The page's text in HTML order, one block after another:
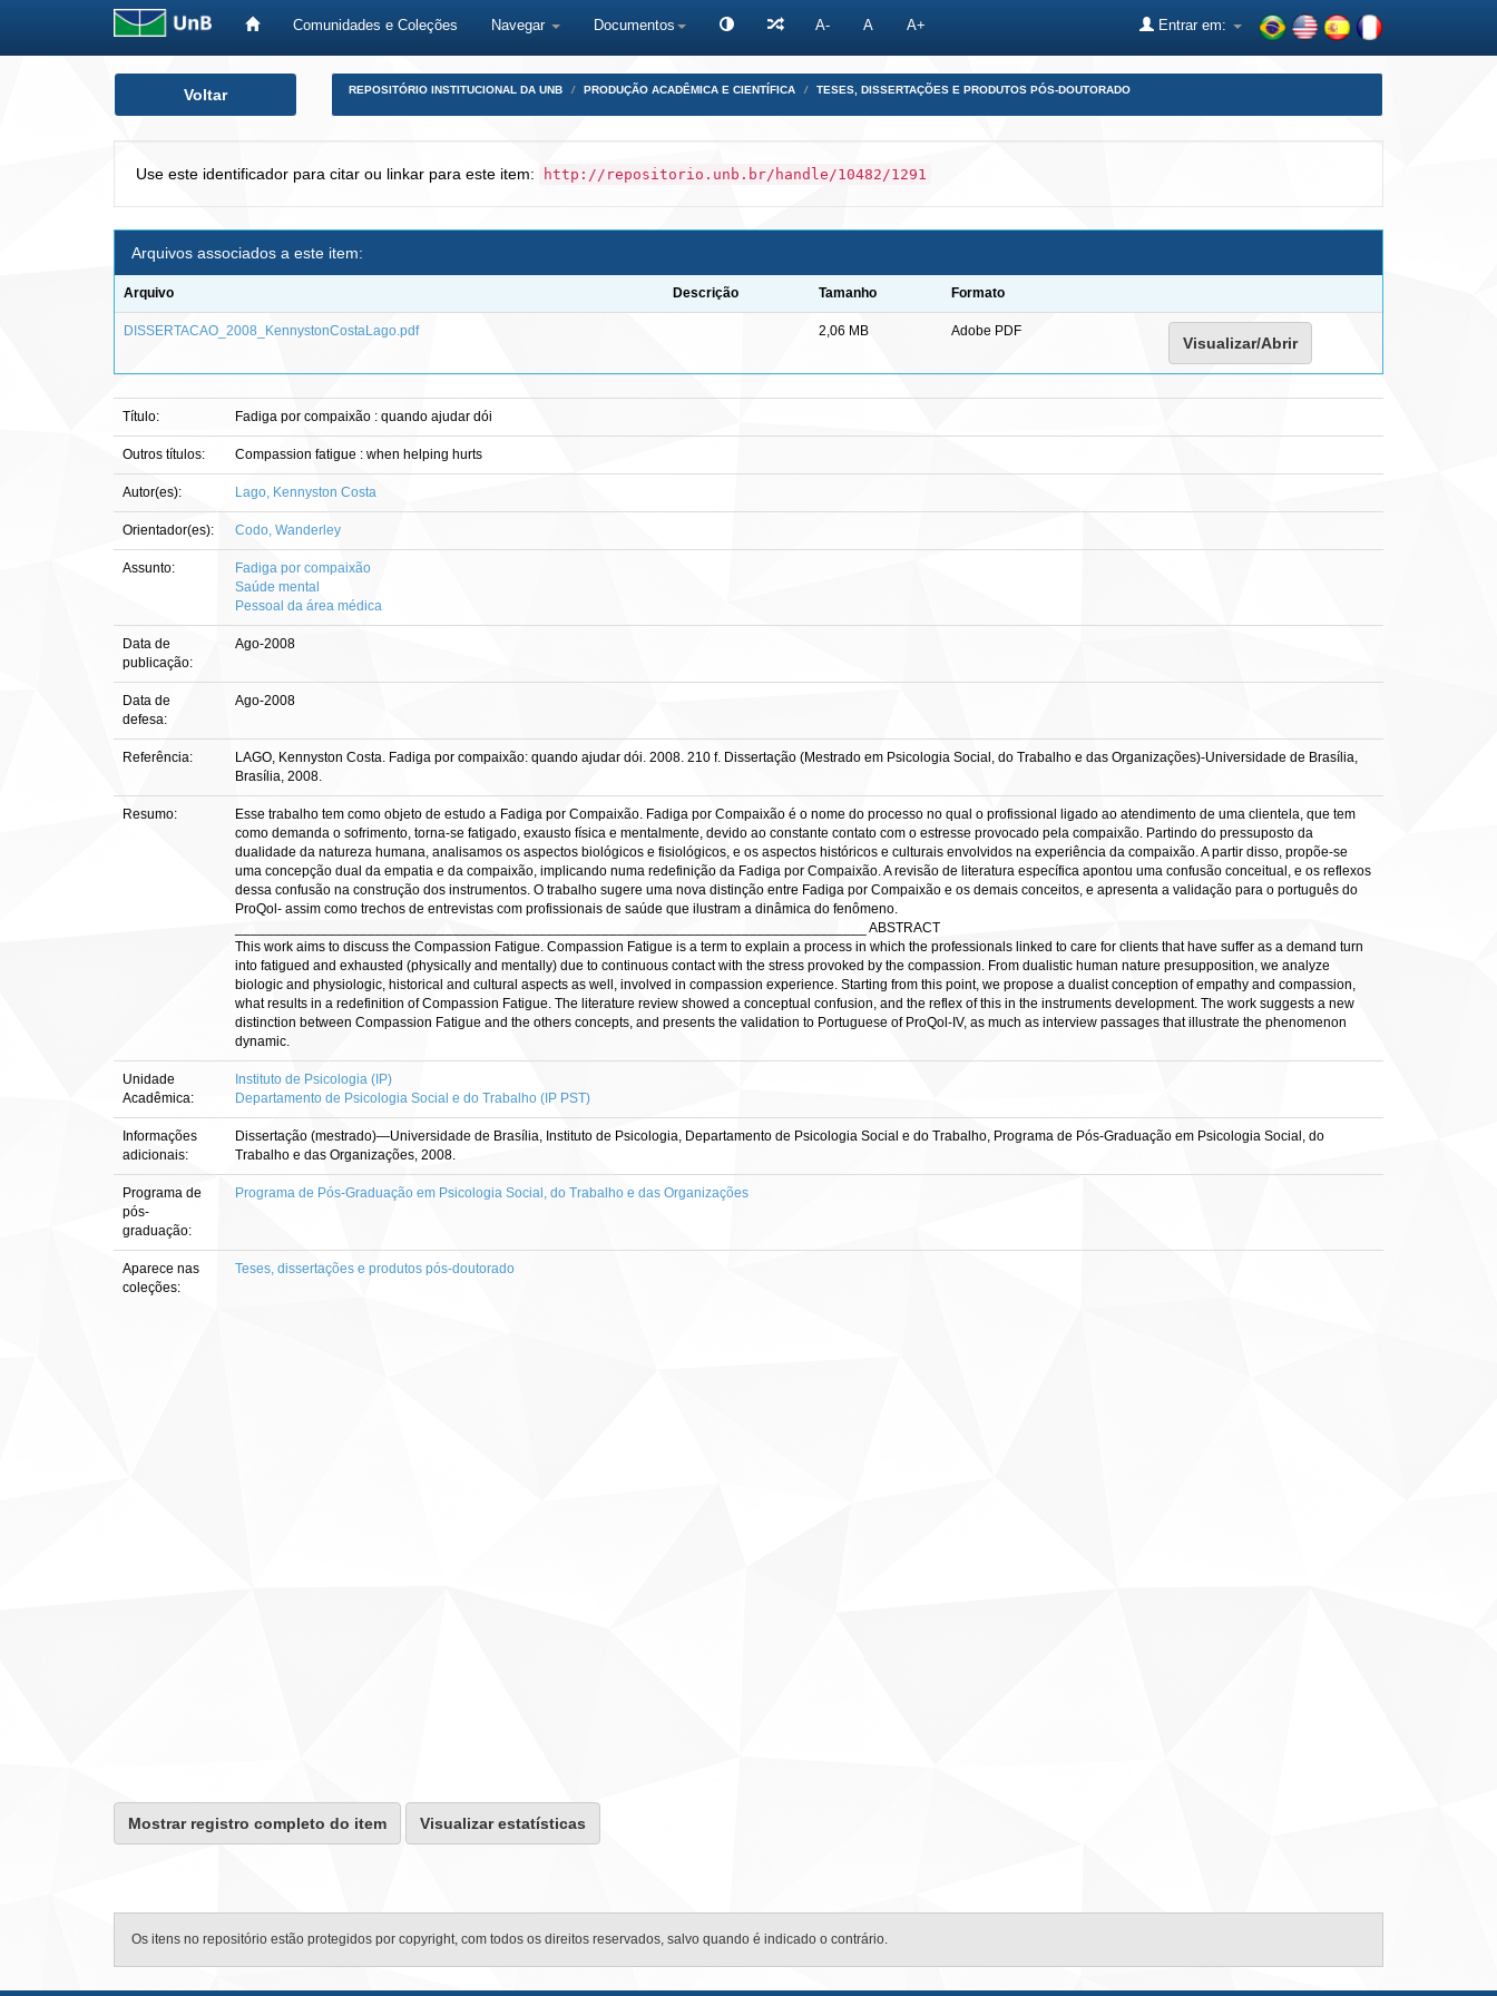
Comunidades e Coleções Navegar Documentos A- A A+ Entrar em:
Voltar REPOSITÓRIO INSTITUCIONAL DA UNB PRODUÇÃO ACADÊMICA E CIENTÍFICA TESES, DISSERTAÇÕES E PRODUTOS PÓS-DOUTORADO
Use este identificador para citar ou linkar para este item: http://repositorio.unb.br/handle/10482/1291
Arquivos associados a este item:
Arquivo Descrição Tamanho Formato
DISSERTACAO_2008_KennystonCostaLago.pdf 2,06 MB Adobe PDF
Visualizar/Abrir
Título: Fadiga por compaixão : quando ajudar dói
Outros títulos: Compassion fatigue : when helping hurts
Autor(es): Lago, Kennyston Costa
Orientador(es): Codo, Wanderley
Assunto:
Fadiga por compaixão
Saúde mental
Pessoal da área médica
Data de
publicação:
Ago-2008
Data de
defesa:
Ago-2008
Referência:
LAGO, Kennyston Costa. Fadiga por compaixão: quando ajudar dói. 2008. 210 f. Dissertação (Mestrado em Psicologia Social, do Trabalho e das Organizações)-Universidade de Brasília,
Brasília, 2008.
Resumo:
Esse trabalho tem como objeto de estudo a Fadiga por Compaixão. Fadiga por Compaixão é o nome do processo no qual o profissional ligado ao atendimento de uma clientela, que tem
como demanda o sofrimento, torna-se fatigado, exausto física e mentalmente, devido ao constante contato com o estresse provocado pela compaixão. Partindo do pressuposto da
dualidade da natureza humana, analisamos os aspectos biológicos e fisiológicos, e os aspectos históricos e culturais envolvidos na experiência da compaixão. A partir disso, propõe-se
uma concepção dual da empatia e da compaixão, implicando numa redefinição da Fadiga por Compaixão. A revisão de literatura específica apontou uma confusão conceitual, e os reflexos
dessa confusão na construção dos instrumentos. O trabalho sugere uma nova distinção entre Fadiga por Compaixão e os demais conceitos, e apresenta a validação para o português do
ProQol- assim como trechos de entrevistas com profissionais de saúde que ilustram a dinâmica do fenômeno.
_________________________________________________________________________________ ABSTRACT
This work aims to discuss the Compassion Fatigue. Compassion Fatigue is a term to explain a process in which the professionals linked to care for clients that have suffer as a demand turn
into fatigued and exhausted (physically and mentally) due to continuous contact with the stress provoked by the compassion. From dualistic human nature presupposition, we analyze
biologic and physiologic, historical and cultural aspects as well, involved in compassion experience. Starting from this point, we propose a dualist conception of empathy and compassion,
what results in a redefinition of Compassion Fatigue. The literature review showed a conceptual confusion, and the reflex of this in the instruments development. The work suggests a new
distinction between Compassion Fatigue and the others concepts, and presents the validation to Portuguese of ProQol-IV, as much as interview passages that illustrate the phenomenon
dynamic.
Unidade
Acadêmica:
Instituto de Psicologia (IP)
Departamento de Psicologia Social e do Trabalho (IP PST)
Informações
adicionais:
Dissertação (mestrado)—Universidade de Brasília, Instituto de Psicologia, Departamento de Psicologia Social e do Trabalho, Programa de Pós-Graduação em Psicologia Social, do
Trabalho e das Organizações, 2008.
Programa de
pós-
graduação:
Programa de Pós-Graduação em Psicologia Social, do Trabalho e das Organizações
Aparece nas
coleções:
Teses, dissertações e produtos pós-doutorado
Mostrar registro completo do item Visualizar estatísticas
Os itens no repositório estão protegidos por copyright, com todos os direitos reservados, salvo quando é indicado o contrário.